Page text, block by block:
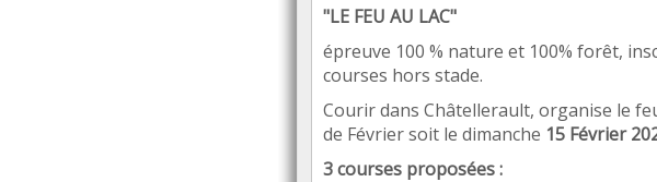
"LE FEU AU LAC"
épreuve 100 % nature et 100% forêt,
courses hors stade.
Courir dans Châtellerault, organise le
de Février soit le dimanche 15 Février
3 courses proposées :